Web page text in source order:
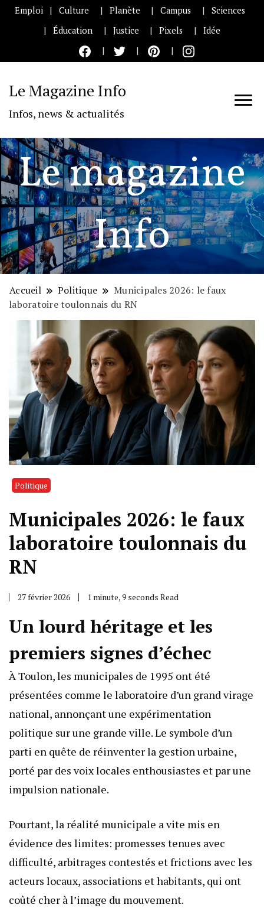
Emploi Culture Planète Campus
Sciences
Éducation
Justice Pixels Idée
Le Magazine Info
Infos, news & actualités
Le magazine
Info
Accueil Politique
Municipales 2026: le faux
laboratoire toulonnais du RN
Politique
Municipales 2026: le faux
laboratoire toulonnais du
RN
27 février 2026 1 minute, 9 seconds Read
Un lourd héritage et les
premiers signes d’échec
À Toulon, les municipales de 1995 ont été
présentées comme le laboratoire d’un grand virage
national, annonçant une expérimentation
politique sur une grande ville. Le symbole d’un
parti en quête de réinventer la gestion urbaine,
porté par des voix locales enthousiastes et par une
impulsion nationale.
Pourtant, la réalité municipale a vite mis en
évidence des limites: promesses tenues avec
difficulté, arbitrages contestés et frictions avec les
acteurs locaux, associations et habitants, qui ont
coûté cher à l’image du mouvement.